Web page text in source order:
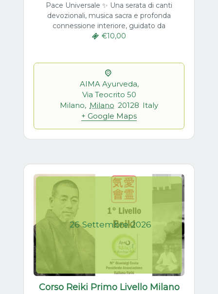
Pace Universale ✨ Una serata di canti
devozionali, musica sacra e profonda
connessione interiore, guidato da
€10,00
AIMA Ayurveda,
Via Teocrito 50
Milano, Milano 20128 Italy
+ Google Maps
26 Settembre 2026
Corso Reiki Primo Livello Milano